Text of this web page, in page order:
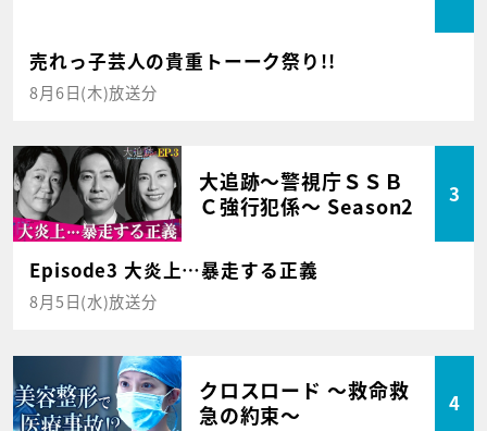
売れっ子芸人の貴重トーーク祭り!!
8月6日(木)放送分
大追跡～警視庁ＳＳＢ
Ｃ強行犯係～ Season2
3
Episode3 大炎上…暴走する正義
8月5日(水)放送分
クロスロード ～救命救
急の約束～
4